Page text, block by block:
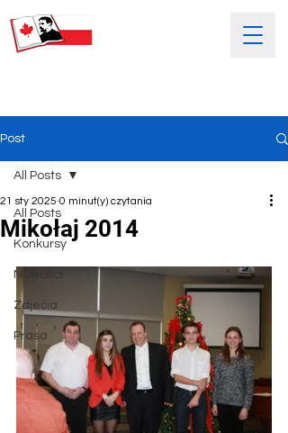
Post
All Posts
Konkursy
Nowości
Zdjećia
Prasa
All Posts
Mikołaj 2014
21 sty 2025 0 minut(y) czytania